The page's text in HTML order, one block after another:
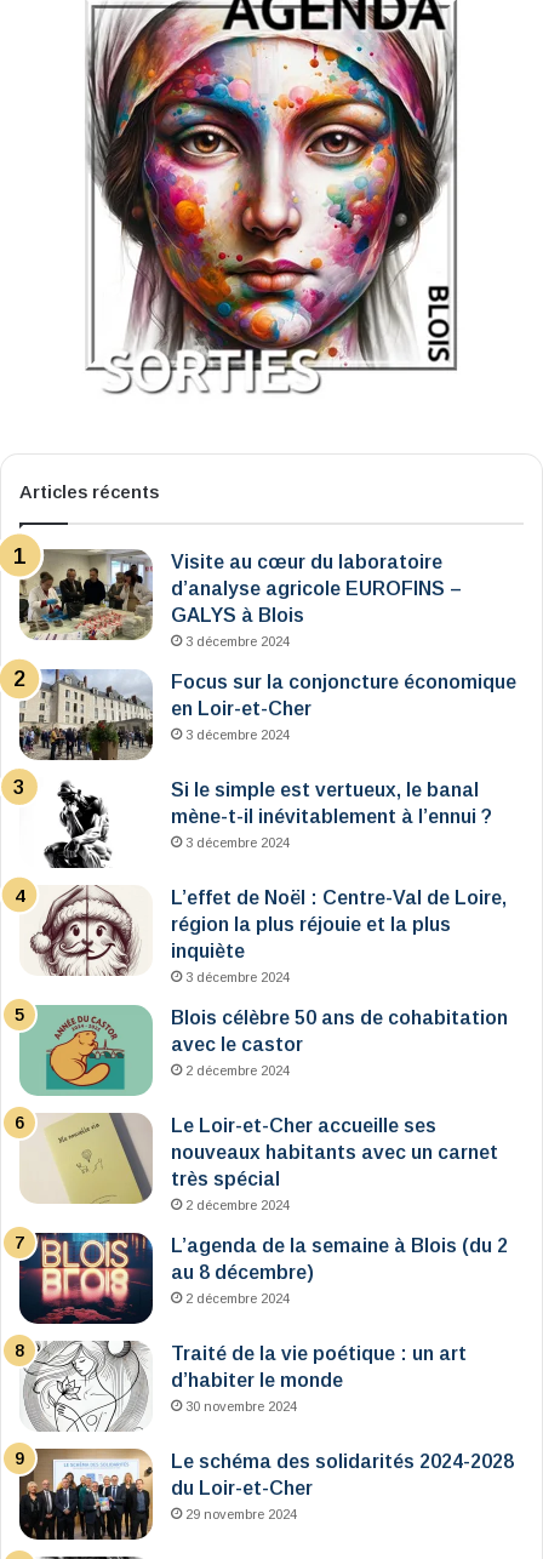
Articles récents
Visite au cœur du laboratoire
d’analyse agricole EUROFINS –
GALYS à Blois
3 décembre 2024
Focus sur la conjoncture économique
en Loir-et-Cher
3 décembre 2024
Si le simple est vertueux, le banal
mène-t-il inévitablement à l’ennui ?
3 décembre 2024
L’effet de Noël : Centre-Val de Loire,
région la plus réjouie et la plus
inquiète
3 décembre 2024
Blois célèbre 50 ans de cohabitation
avec le castor
2 décembre 2024
Le Loir-et-Cher accueille ses
nouveaux habitants avec un carnet
très spécial
2 décembre 2024
L’agenda de la semaine à Blois (du 2
au 8 décembre)
2 décembre 2024
Traité de la vie poétique : un art
d’habiter le monde
30 novembre 2024
Le schéma des solidarités 2024-2028
du Loir-et-Cher
29 novembre 2024